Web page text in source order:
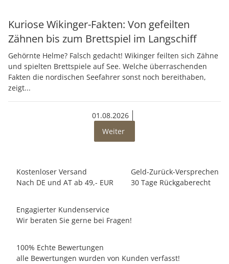
Kuriose Wikinger-Fakten: Von gefeilten
Zähnen bis zum Brettspiel im Langschiff
Gehörnte Helme? Falsch gedacht! Wikinger feilten sich Zähne
und spielten Brettspiele auf See. Welche überraschenden
Fakten die nordischen Seefahrer sonst noch bereithaben,
zeigt...
01.08.2026
Weiter
Kostenloser Versand
Nach DE und AT ab 49,- EUR
Geld-Zurück-Versprechen
30 Tage Rückgaberecht
Engagierter Kundenservice
Wir beraten Sie gerne bei Fragen!
100% Echte Bewertungen
alle Bewertungen wurden von Kunden verfasst!